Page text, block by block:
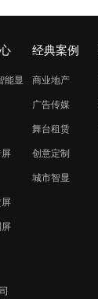
能显
经典案例
商业地产
广告传媒
舞台租赁
创意定制
城市智显